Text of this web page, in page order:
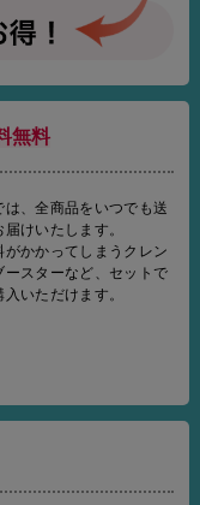
無料
は、全商品をいつでも送
けいたします。
がかかってしまうクレン
ースターなど、セットで
いただけます。